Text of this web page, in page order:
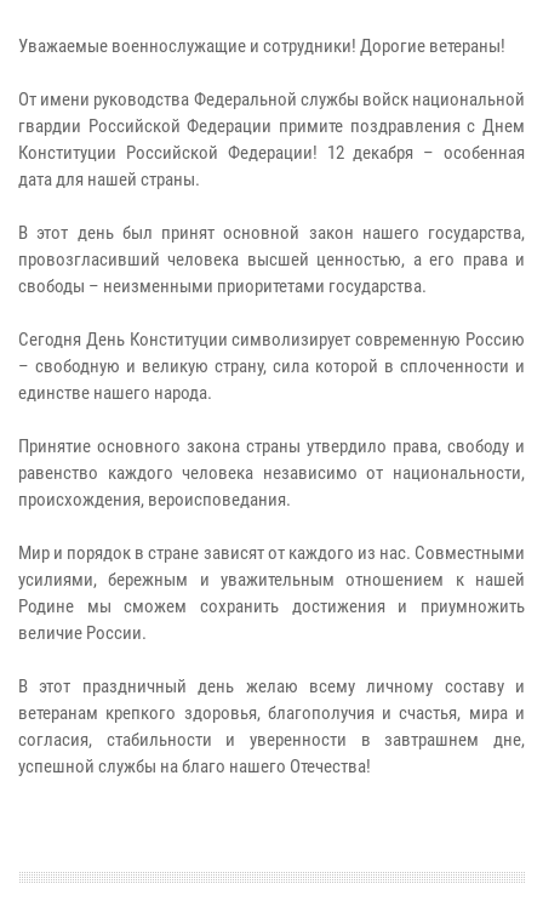
Уважаемые военнослужащие и сотрудники! Дорогие ветераны!
От имени руководства Федеральной службы войск национальной
гвардии Российской Федерации примите поздравления с Днем
Конституции Российской Федерации! 12 декабря – особенная
дата для нашей страны.
В этот день был принят основной закон нашего государства,
провозгласивший человека высшей ценностью, а его права и
свободы – неизменными приоритетами государства.
Сегодня День Конституции символизирует современную Россию
– свободную и великую страну, сила которой в сплоченности и
единстве нашего народа.
Принятие основного закона страны утвердило права, свободу и
равенство каждого человека независимо от национальности,
происхождения, вероисповедания.
Мир и порядок в стране зависят от каждого из нас. Совместными
усилиями, бережным и уважительным отношением к нашей
Родине мы сможем сохранить достижения и приумножить
величие России.
В этот праздничный день желаю всему личному составу и
ветеранам крепкого здоровья, благополучия и счастья, мира и
согласия, стабильности и уверенности в завтрашнем дне,
успешной службы на благо нашего Отечества!